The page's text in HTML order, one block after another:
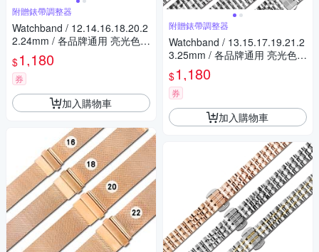
附贈錶帶調整器
Watchband / 12.14.16.18.20.2
2.24mm / 各品牌通用 亮光色澤
蝴蝶雙壓扣 不鏽鋼錶帶-金色
$1,180
券
加入購物車
附贈錶帶調整器
Watchband / 13.15.17.19.21.2
3.25mm / 各品牌通用 亮光色澤
蝴蝶雙壓扣 不鏽鋼錶帶-銀色
$1,180
券
加入購物車